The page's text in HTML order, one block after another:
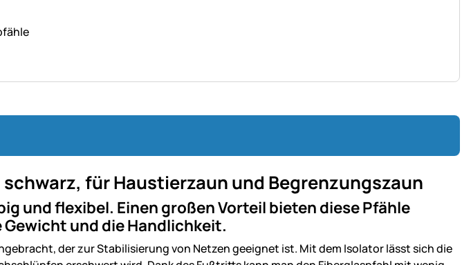
für Haustierzaun und Begrenzungszaun
und flexibel. Einen großen Vorteil bieten diese Pfähle
und die Handlichkeit.
der zur Stabilisierung von Netzen geeignet ist. Mit dem Isolator lässt sich die